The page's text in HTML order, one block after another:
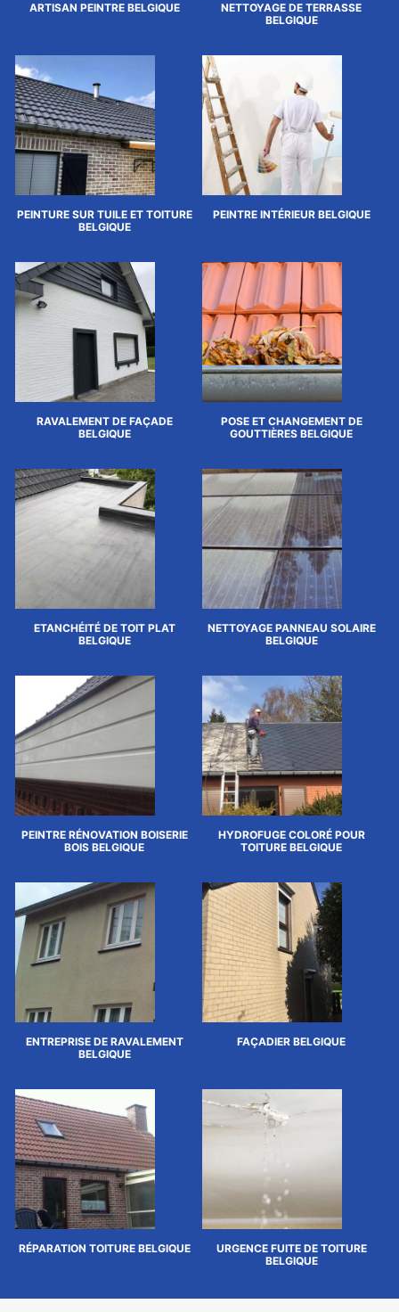
ARTISAN PEINTRE BELGIQUE
NETTOYAGE DE TERRASSE
BELGIQUE
PEINTURE SUR TUILE ET TOITURE
BELGIQUE
PEINTRE INTÉRIEUR BELGIQUE
RAVALEMENT DE FAÇADE
BELGIQUE
POSE ET CHANGEMENT DE
GOUTTIÈRES BELGIQUE
ETANCHÉITÉ DE TOIT PLAT
BELGIQUE
NETTOYAGE PANNEAU SOLAIRE
BELGIQUE
PEINTRE RÉNOVATION BOISERIE
BOIS BELGIQUE
HYDROFUGE COLORÉ POUR
TOITURE BELGIQUE
ENTREPRISE DE RAVALEMENT
BELGIQUE
FAÇADIER BELGIQUE
RÉPARATION TOITURE BELGIQUE
URGENCE FUITE DE TOITURE
BELGIQUE